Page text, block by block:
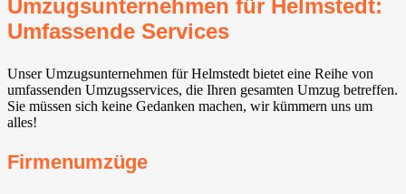
Umzugsunternehmen für Helmstedt:
Umfassende Services
Unser Umzugsunternehmen für Helmstedt bietet eine Reihe von
umfassenden Umzugsservices, die Ihren gesamten Umzug betreffen.
Sie müssen sich keine Gedanken machen, wir kümmern uns um
alles!
Firmenumzüge